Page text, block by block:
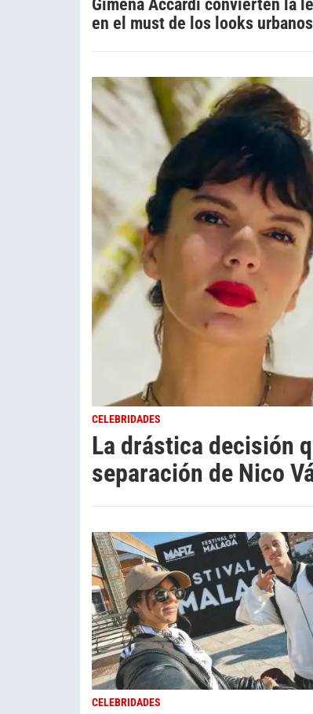
en el must de los looks urbanos
CELEBRIDADES
La drástica decisión
separación de Nico
CELEBRIDADES